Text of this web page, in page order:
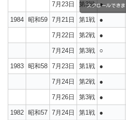
7月23日 第3戦 ●
1984 昭和59 7月21日 第1戦 ●
7月22日 第2戦 ●
7月24日 第3戦 ○
1983 昭和58 7月23日 第1戦 ●
7月24日 第2戦 ●
7月26日 第3戦 ●
1982 昭和57 7月24日 第1戦 ●
スクロールでき